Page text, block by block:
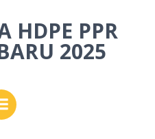
to
content
HDPE PPR
2025